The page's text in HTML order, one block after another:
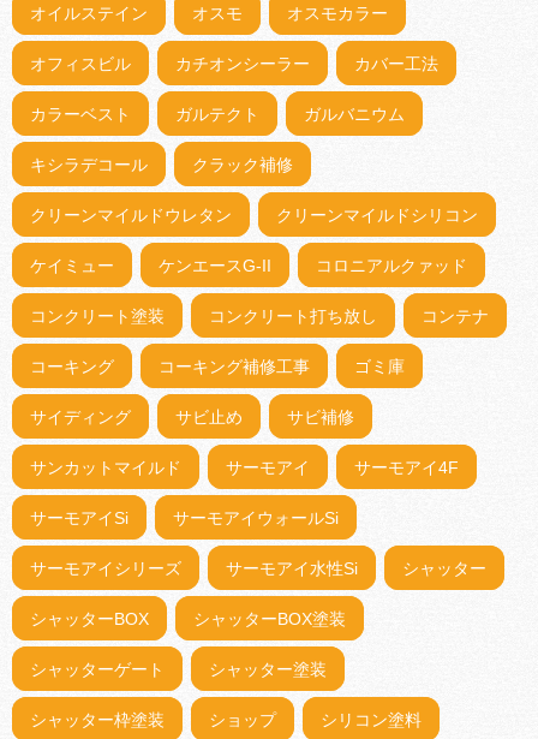
オイルステイン オスモ オスモカラー
オフィスビル カチオンシーラー カバー工法
カラーベスト ガルテクト ガルバニウム
キシラデコール クラック補修
クリーンマイルドウレタン クリーンマイルドシリコン
ケイミュー ケンエースG-II コロニアルクァッド
コンクリート塗装 コンクリート打ち放し コンテナ
コーキング コーキング補修工事 ゴミ庫
サイディング サビ止め サビ補修
サンカットマイルド サーモアイ サーモアイ4F
サーモアイSi サーモアイウォールSi
サーモアイシリーズ サーモアイ水性Si シャッター
シャッターBOX シャッターBOX塗装
シャッターゲート シャッター塗装
シャッター枠塗装 ショップ シリコン塗料